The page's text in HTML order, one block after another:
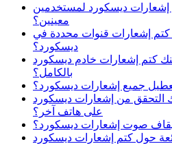
ديسكورد لمستخدمين
معينين؟
إشعارات قنوات محددة في
ديسكورد؟
كتم إشعارات خادم ديسكورد
بالكامل؟
جميع إشعارات ديسكورد؟
التحقق من إشعارات ديسكورد
على هاتف آخر؟
صوت إشعارات ديسكورد؟
حول كتم إشعارات ديسكورد